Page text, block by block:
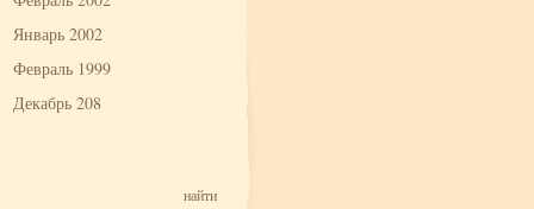
Январь 2002
Февраль 1999
Декабрь 208